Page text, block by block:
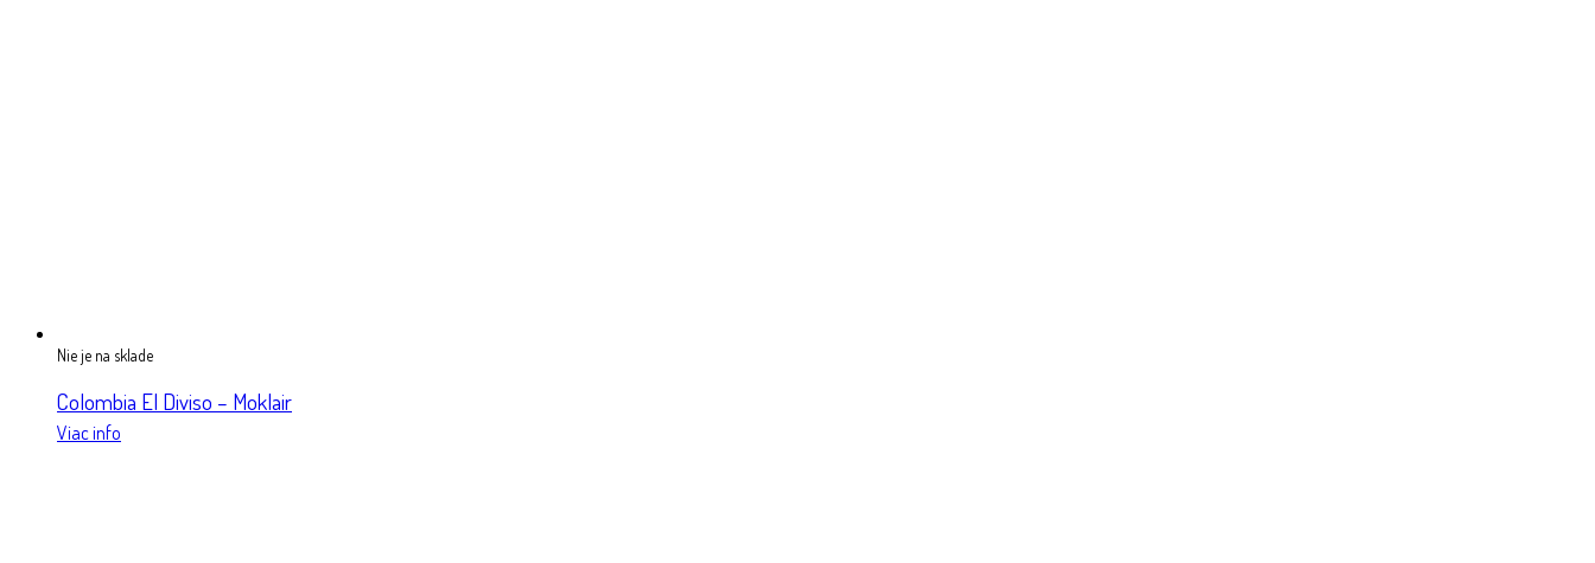
Nie je na sklade
Colombia El Diviso – Moklair
Viac info